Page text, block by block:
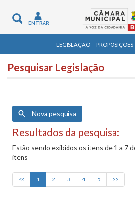
Toggle
navigation
ENTRAR
LEGISLAÇÃO PROPOSIÇÕES
Pesquisar Legislação
Nova pesquisa
Resultados da pesquisa:
Estão sendo exibidos os itens de 1 a 7
itens
<< 1 2 3 4 5 >>